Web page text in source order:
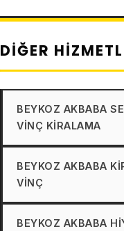
DIĞER
BEYKOZ AKBABA
VINÇ KIRALAMA
BEYKOZ AKBABA
VINÇ
BEYKOZ AKBABA